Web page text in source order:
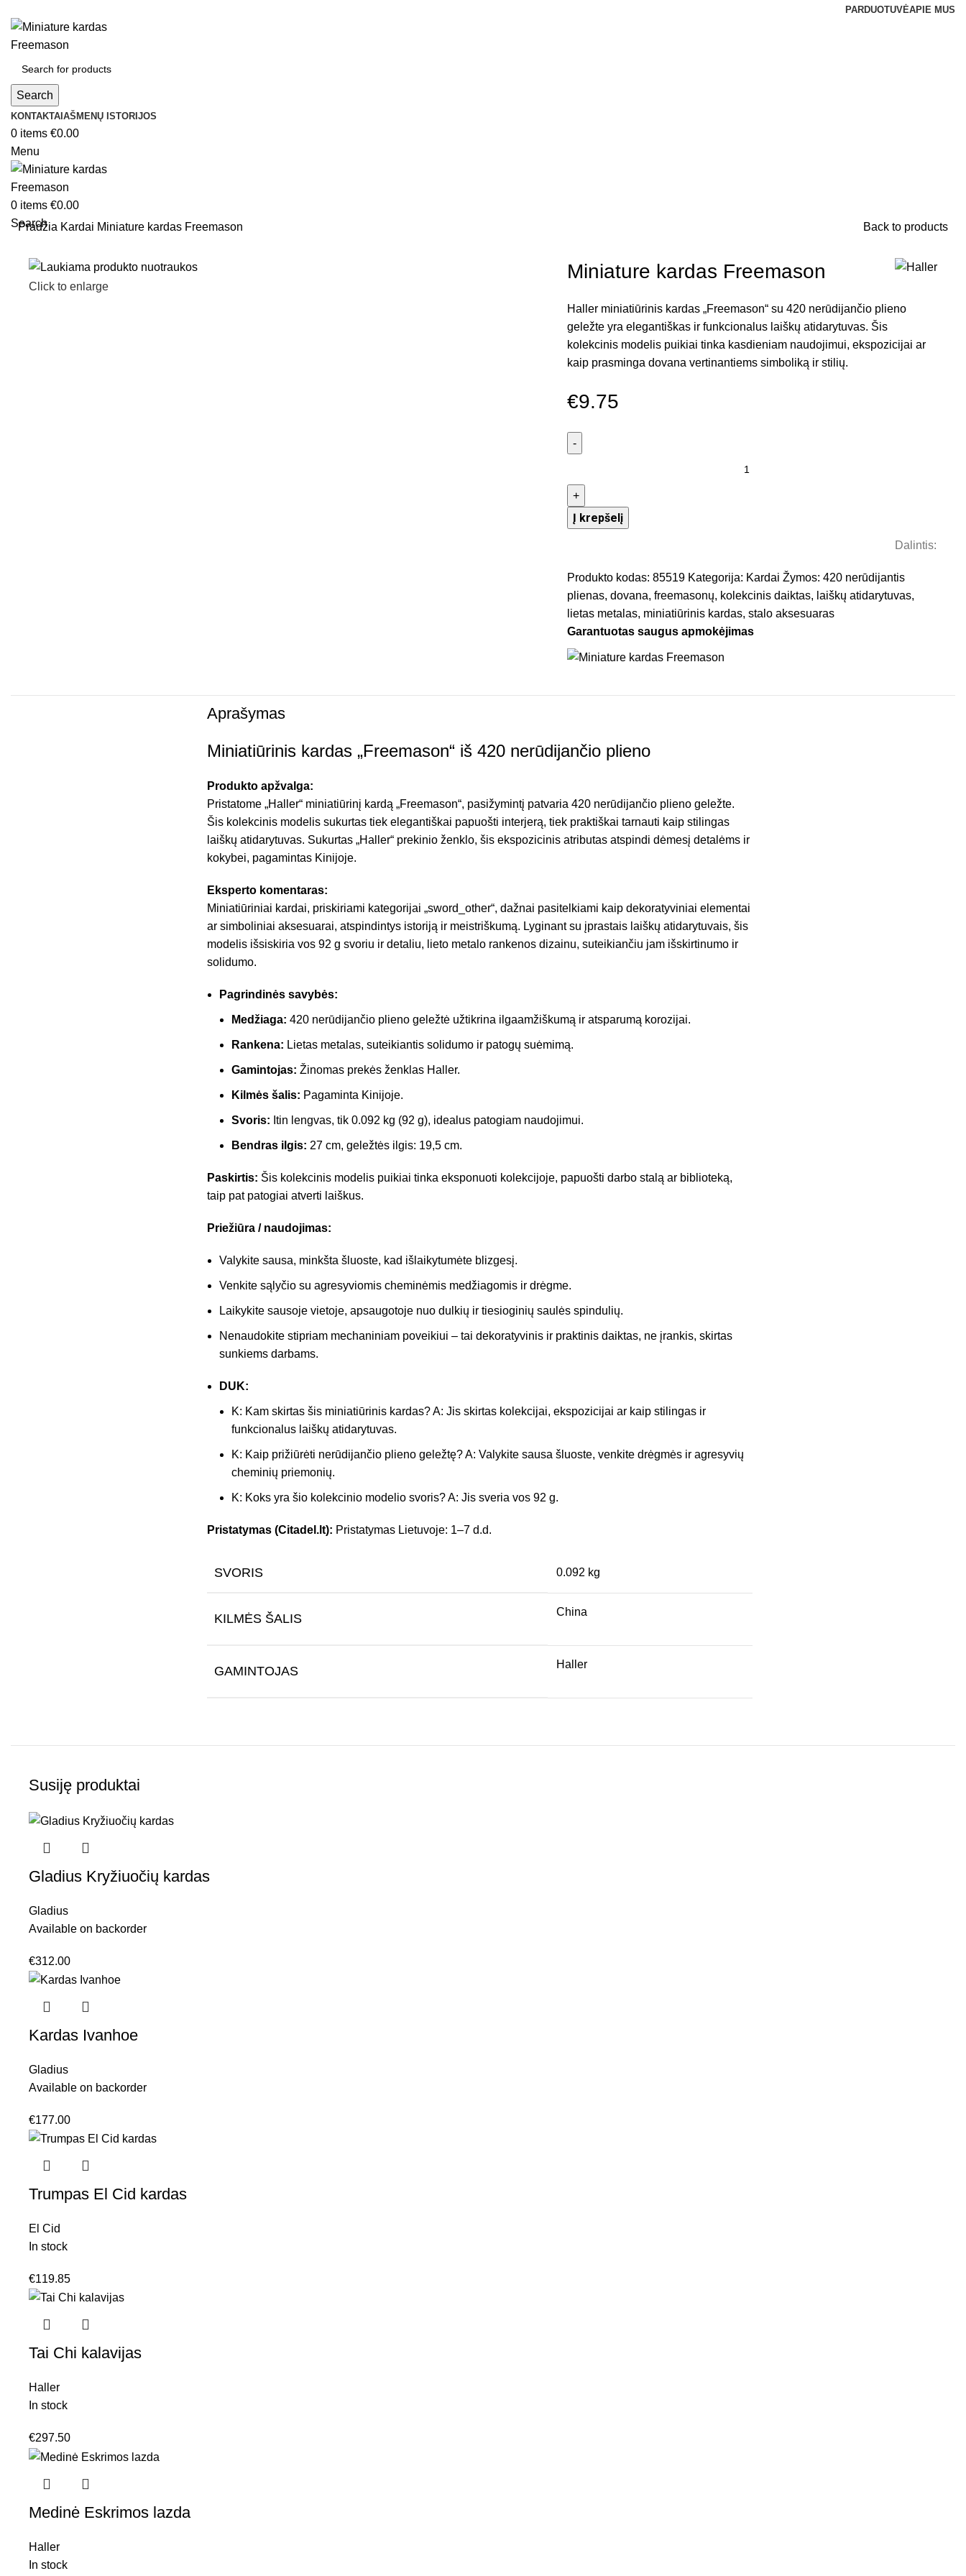
PARDUOTUVĖAPIE MUS
Search
KONTAKTAI AŠMENŲ ISTORIJOS
0 items €0.00
Menu
0 items €0.00
Search
Pradžia Kardai Miniature kardas Freemason Back to products
Click to enlarge
Miniature kardas Freemason
Haller miniatiūrinis kardas „Freemason“ su 420 nerūdijančio plieno
geležte yra elegantiškas ir funkcionalus laiškų atidarytuvas. Šis
kolekcinis modelis puikiai tinka kasdieniam naudojimui, ekspozicijai ar
kaip prasminga dovana vertinantiems simboliką ir stilių.
€9.75
Į krepšelį
Dalintis:
Produkto kodas: 85519 Kategorija: Kardai Žymos: 420 nerūdijantis
plienas, dovana, freemasonų, kolekcinis daiktas, laiškų atidarytuvas,
lietas metalas, miniatiūrinis kardas, stalo aksesuaras
Garantuotas saugus apmokėjimas
Aprašymas
Miniatiūrinis kardas „Freemason“ iš 420 nerūdijančio plieno
Produkto apžvalga:
Pristatome „Haller“ miniatiūrinį kardą „Freemason“, pasižymintį patvaria 420 nerūdijančio plieno geležte.
Šis kolekcinis modelis sukurtas tiek elegantiškai papuošti interjerą, tiek praktiškai tarnauti kaip stilingas
laiškų atidarytuvas. Sukurtas „Haller“ prekinio ženklo, šis ekspozicinis atributas atspindi dėmesį detalėms ir
kokybei, pagamintas Kinijoje.
Eksperto komentaras:
Miniatiūriniai kardai, priskiriami kategorijai „sword_other“, dažnai pasitelkiami kaip dekoratyviniai elementai
ar simboliniai aksesuarai, atspindintys istoriją ir meistriškumą. Lyginant su įprastais laiškų atidarytuvais, šis
modelis išsiskiria vos 92 g svoriu ir detaliu, lieto metalo rankenos dizainu, suteikiančiu jam išskirtinumo ir
solidumo.
Pagrindinės savybės:
Medžiaga: 420 nerūdijančio plieno geležtė užtikrina ilgaamžiškumą ir atsparumą korozijai.
Rankena: Lietas metalas, suteikiantis solidumo ir patogų suėmimą.
Gamintojas: Žinomas prekės ženklas Haller.
Kilmės šalis: Pagaminta Kinijoje.
Svoris: Itin lengvas, tik 0.092 kg (92 g), idealus patogiam naudojimui.
Bendras ilgis: 27 cm, geležtės ilgis: 19,5 cm.
Paskirtis: Šis kolekcinis modelis puikiai tinka eksponuoti kolekcijoje, papuošti darbo stalą ar biblioteką,
taip pat patogiai atverti laiškus.
Priežiūra / naudojimas:
Valykite sausa, minkšta šluoste, kad išlaikytumėte blizgesį.
Venkite sąlyčio su agresyviomis cheminėmis medžiagomis ir drėgme.
Laikykite sausoje vietoje, apsaugotoje nuo dulkių ir tiesioginių saulės spindulių.
Nenaudokite stipriam mechaniniam poveikiui – tai dekoratyvinis ir praktinis daiktas, ne įrankis, skirtas
sunkiems darbams.
DUK:
K: Kam skirtas šis miniatiūrinis kardas? A: Jis skirtas kolekcijai, ekspozicijai ar kaip stilingas ir
funkcionalus laiškų atidarytuvas.
K: Kaip prižiūrėti nerūdijančio plieno geležtę? A: Valykite sausa šluoste, venkite drėgmės ir agresyvių
cheminių priemonių.
K: Koks yra šio kolekcinio modelio svoris? A: Jis sveria vos 92 g.
Pristatymas (Citadel.lt): Pristatymas Lietuvoje: 1–7 d.d.
SVORIS 0.092 kg
KILMĖS ŠALIS China
GAMINTOJAS Haller
Susiję produktai
Gladius Kryžiuočių kardas
Gladius
Available on backorder
€312.00
Kardas Ivanhoe
Gladius
Available on backorder
€177.00
Trumpas El Cid kardas
El Cid
In stock
€119.85
Tai Chi kalavijas
Haller
In stock
€297.50
Medinė Eskrimos lazda
Haller
In stock